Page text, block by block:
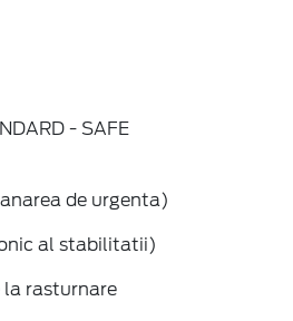
- SAFE
de urgenta)
al stabilitatii)
rasturnare